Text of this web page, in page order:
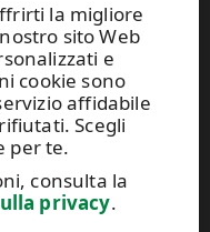
la migliore
sito Web
e
cookie sono
affidabile
Scegli
per te.
consulta la
privacy.
e si applicano
iTermini di servizio di